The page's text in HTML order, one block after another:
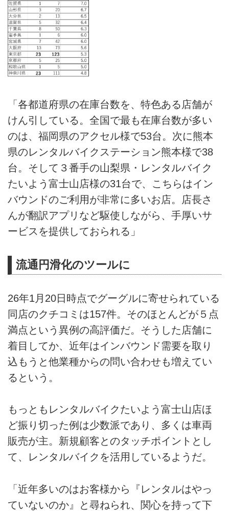
「各都道府県の在庫台数を、特色ある店舗が
けん引している。全国で最も在庫台数が多い
のは、福岡県のアクセル様で53台。次に熊本
県のレンタルバイクステーション熊本様で38
台。そして３番手の山梨県・レンタルバイク
たいよう富士山店様の31台で、こちらはイン
バウンドのご利用が非常に多いお店。店長さ
んが翻訳アプリなど駆使しながら、手厚いサ
ービスを提供しておられる」
流通円滑化のツールに
26年1月20日時点でグーグルに寄せられている
同店のクチコミは157件。そのほとんどが５点
満点という異例の高評価だ。そうした店舗に
着目してか、近年はインバウンド需要を取り
込もうと他業種からの問い合わせも増えてい
るという。
もっともレンタルバイクたいよう富士山店ほ
ど振り切った例は少数派であり、多くは車両
販売が主。新規顧客とのタッチポイントとし
て、レンタルバイクを活用しているようだ。
「近年多いのはお客様から『レンタルはやっ
ていないのか』と尋ねられ、関心を持って下